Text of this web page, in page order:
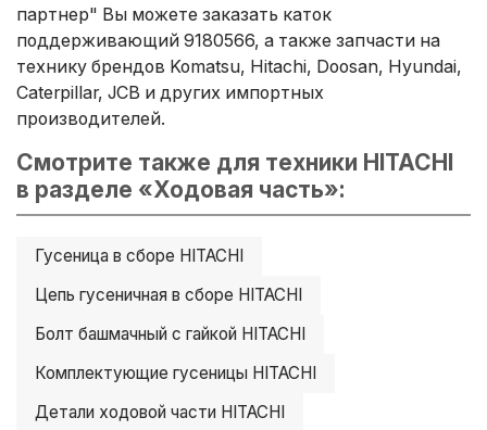
партнер" Вы можете заказать каток
поддерживающий 9180566, а также запчасти на
технику брендов Komatsu, Hitachi, Doosan, Hyundai,
Caterpillar, JCB и других импортных
производителей.
Смотрите также для техники HITACHI
в разделе «Ходовая часть»:
Гусеница в сборе HITACHI
Цепь гусеничная в сборе HITACHI
Болт башмачный с гайкой HITACHI
Комплектующие гусеницы HITACHI
Детали ходовой части HITACHI